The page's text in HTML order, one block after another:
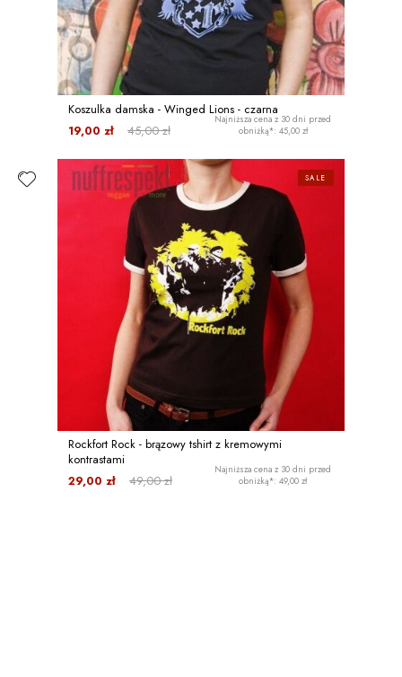
Koszulka damska - Winged Lions - czarna
45,00 zł
19,00 zł
Najniższa cena z 30 dni przed
obniżką*: 45,00 zł
Rockfort Rock - brązowy tshirt z kremowymi
kontrastami
49,00 zł
29,00 zł
Najniższa cena z 30 dni przed
obniżką*: 49,00 zł
SALE